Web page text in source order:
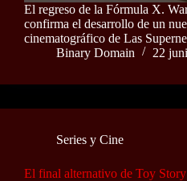
El regreso de la Fórmula X.
confirma el desarrollo de un
cinematográfico de Las
Binary Domain
22
Series y Cine
El final alternativo de Toy